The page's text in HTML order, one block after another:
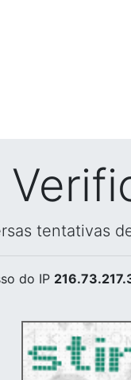
tentativas
do IP